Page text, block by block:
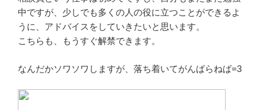
中ですが、少しでも多くの人の役に立つことができるよ
うに、アドバイスをしていきたいと思います。
こちらも、もうすぐ解禁できます。
なんだかソワソワしますが、落ち着いてがんばらねば=3